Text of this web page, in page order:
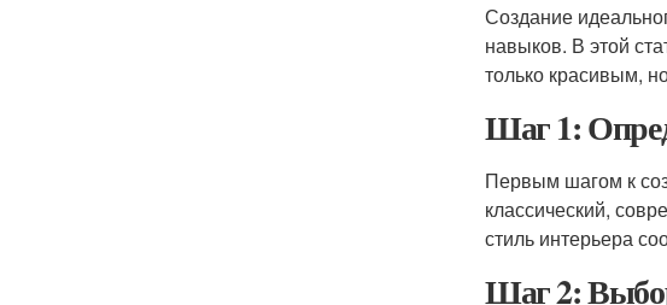
Создание
навыков. В этой
только красивым,
Шаг 1:
Первым шагом к
классический,
стиль интерьера
Шаг 2: